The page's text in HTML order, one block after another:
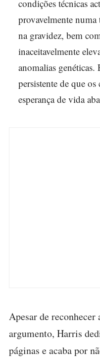
condições técnicas
provavelmente numa
na gravidez, bem
inaceitavelmente
anomalias
persistente de que
esperança de vida
Apesar de
argumento, Harris
páginas e acaba por